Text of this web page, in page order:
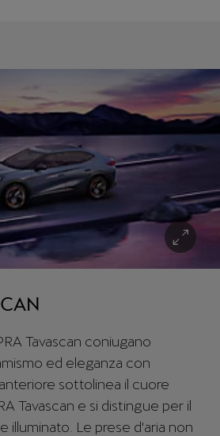
Tavascan coniugano
ed eleganza con
sottolinea il cuore
Tavascan e si distingue per il
illuminato. Le prese d'aria non